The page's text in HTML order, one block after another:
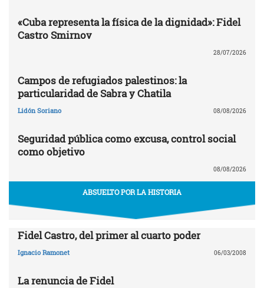
«Cuba representa la física de la dignidad»: Fidel
Castro Smirnov
28/07/2026
Campos de refugiados palestinos: la
particularidad de Sabra y Chatila
Lidón Soriano 08/08/2026
Seguridad pública como excusa, control social
como objetivo
08/08/2026
ABSUELTO POR LA HISTORIA
Fidel Castro, del primer al cuarto poder
Ignacio Ramonet 06/03/2008
La renuncia de Fidel